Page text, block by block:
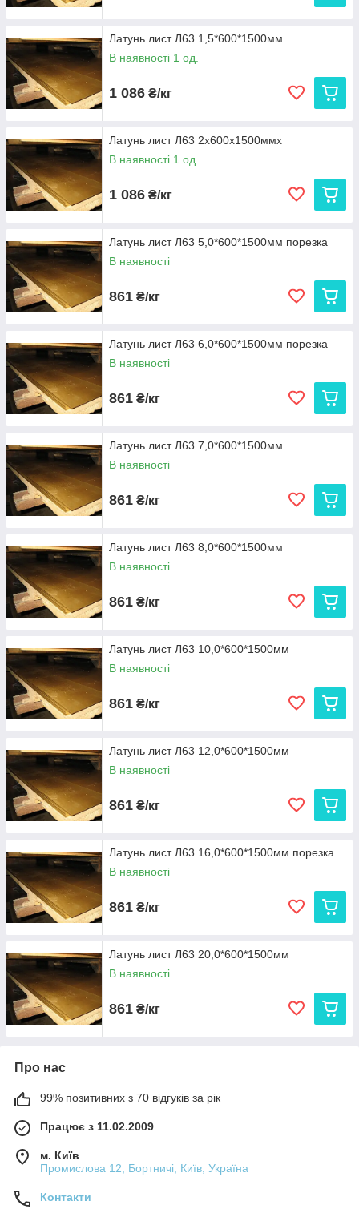
Латунь лист Л63 1,5*600*1500мм
В наявності 1 од.
1 086 ₴/кг
Латунь лист Л63 2х600х1500ммх
В наявності 1 од.
1 086 ₴/кг
Латунь лист Л63 5,0*600*1500мм порезка
В наявності
861 ₴/кг
Латунь лист Л63 6,0*600*1500мм порезка
В наявності
861 ₴/кг
Латунь лист Л63 7,0*600*1500мм
В наявності
861 ₴/кг
Латунь лист Л63 8,0*600*1500мм
В наявності
861 ₴/кг
Латунь лист Л63 10,0*600*1500мм
В наявності
861 ₴/кг
Латунь лист Л63 12,0*600*1500мм
В наявності
861 ₴/кг
Латунь лист Л63 16,0*600*1500мм порезка
В наявності
861 ₴/кг
Латунь лист Л63 20,0*600*1500мм
В наявності
861 ₴/кг
Про нас
99% позитивних з 70 відгуків за рік
Працює з 11.02.2009
м. Київ
Промислова 12, Бортничі, Київ, Україна
Контакти